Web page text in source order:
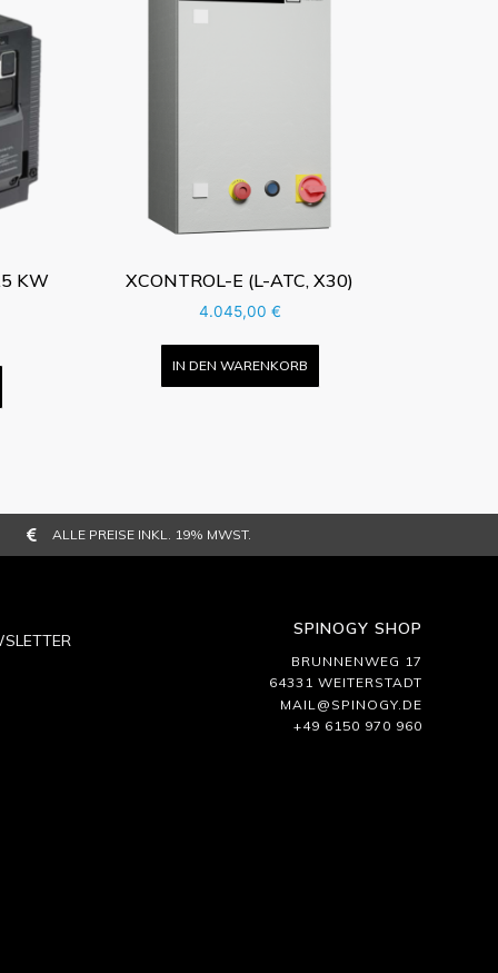
KW
XCONTROL-E (L-ATC, X30)
4.045,00 €
IN DEN WARENKORB
ALLE PREISE INKL. 19% MWST.
SPINOGY SHOP
BRUNNENWEG 17
64331 WEITERSTADT
MAIL@SPINOGY.DE
+49 6150 970 960